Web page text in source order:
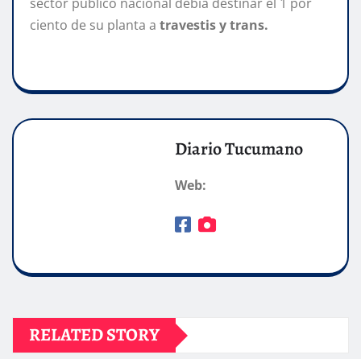
ciento de su planta a travestis y trans.
Diario Tucumano
Web:
RELATED STORY